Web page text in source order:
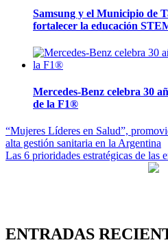
Samsung y el Municipio de
fortalecer la educación
Mercedes-Benz celebra 30
de la F1®
Navegación
de
“Mujeres Líderes en Salud”,
alta gestión sanitaria en la Argentina
Las 6 prioridades estratégicas de las
ENTRADAS